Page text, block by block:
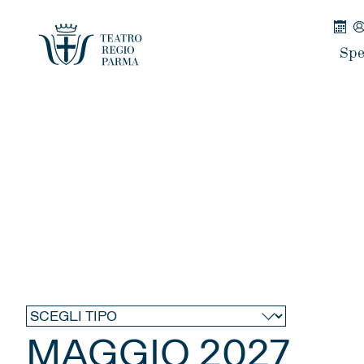
MAGGIO 2027